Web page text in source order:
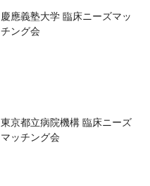
慶應義塾大学 臨床ニーズマッ
チング会
東京都立病院機構 臨床ニーズ
マッチング会